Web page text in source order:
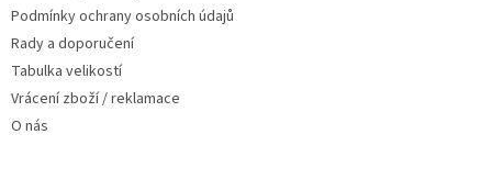
Podmínky ochrany osobních údajů
Rady a doporučení
Tabulka velikostí
Vrácení zboží / reklamace
O nás